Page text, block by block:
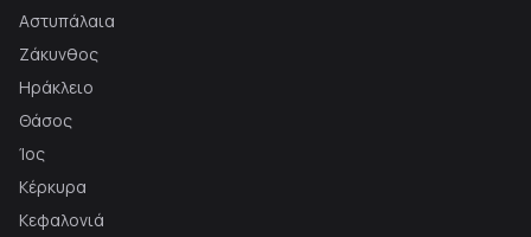
Αστυπάλαια
Ζάκυνθος
Ηράκλειο
Θάσος
Ίος
Κέρκυρα
Κεφαλονιά